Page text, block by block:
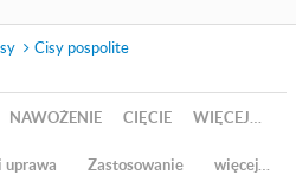
Cisy pospolite
NAWOŻENIE CIĘCIE WIĘCEJ…
uprawa Zastosowanie więcej…